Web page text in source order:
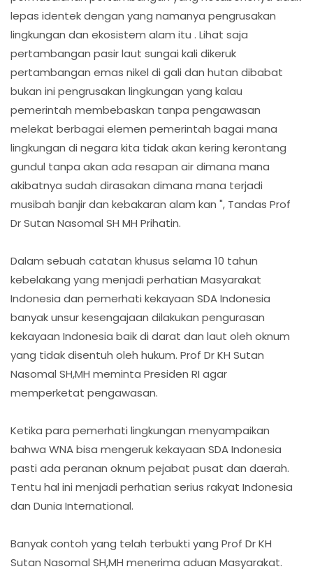
lepas identek dengan yang namanya pengrusakan
lingkungan dan ekosistem alam itu . Lihat saja
pertambangan pasir laut sungai kali dikeruk
pertambangan emas nikel di gali dan hutan dibabat
bukan ini pengrusakan lingkungan yang kalau
pemerintah membebaskan tanpa pengawasan
melekat berbagai elemen pemerintah bagai mana
lingkungan di negara kita tidak akan kering kerontang
gundul tanpa akan ada resapan air dimana mana
akibatnya sudah dirasakan dimana mana terjadi
musibah banjir dan kebakaran alam kan ", Tandas Prof
Dr Sutan Nasomal SH MH Prihatin.
Dalam sebuah catatan khusus selama 10 tahun
kebelakang yang menjadi perhatian Masyarakat
Indonesia dan pemerhati kekayaan SDA Indonesia
banyak unsur kesengajaan dilakukan pengurasan
kekayaan Indonesia baik di darat dan laut oleh oknum
yang tidak disentuh oleh hukum. Prof Dr KH Sutan
Nasomal SH,MH meminta Presiden RI agar
memperketat pengawasan.
Ketika para pemerhati lingkungan menyampaikan
bahwa WNA bisa mengeruk kekayaan SDA Indonesia
pasti ada peranan oknum pejabat pusat dan daerah.
Tentu hal ini menjadi perhatian serius rakyat Indonesia
dan Dunia International.
Banyak contoh yang telah terbukti yang Prof Dr KH
Sutan Nasomal SH,MH menerima aduan Masyarakat.